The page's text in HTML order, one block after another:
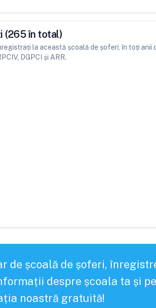
(265 în total)
la această școală de șoferi, în toți anii
DGPCI și ARR.
de școală de șoferi,
despre școala ta și
noastră gratuită!